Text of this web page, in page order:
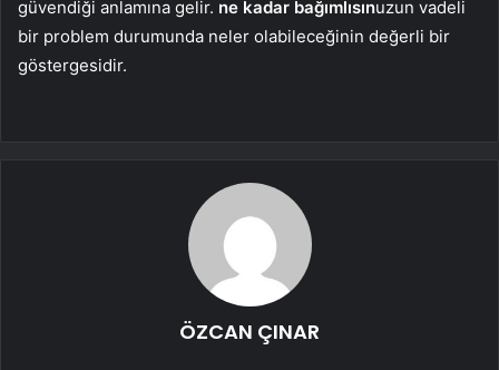
güvendiği anlamına gelir. ne kadar bağımlısınuzun vadeli
bir problem durumunda neler olabileceğinin değerli bir
göstergesidir.
ÖZCAN ÇINAR